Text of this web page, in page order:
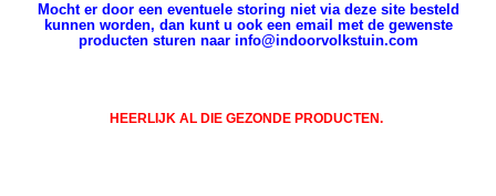
Mocht er door een eventuele storing niet via deze site besteld
kunnen worden, dan kunt u ook een email met de gewenste
producten sturen naar info@indoorvolkstuin.com
HEERLIJK AL DIE GEZONDE PRODUCTEN.